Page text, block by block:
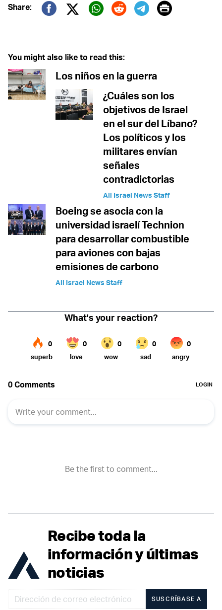
Share:
Twitter (X)
Print
You might also like to read this:
Los niños en la guerra
¿Cuáles son los
objetivos de Israel
en el sur del Líbano?
Los políticos y los
militares envían
señales
contradictorias
All Israel News Staff
Boeing se asocia con la
universidad israelí Technion
para desarrollar combustible
para aviones con bajas
emisiones de carbono
All Israel News Staff
Recibe toda la
información y últimas
noticias
SUSCRÍBASE A